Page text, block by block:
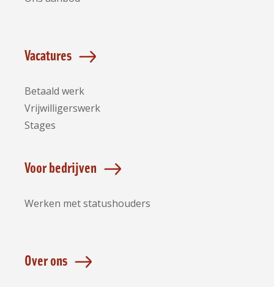
Vacatures
Betaald werk
Vrijwilligerswerk
Stages
Voor bedrijven
Werken met statushouders
Over ons